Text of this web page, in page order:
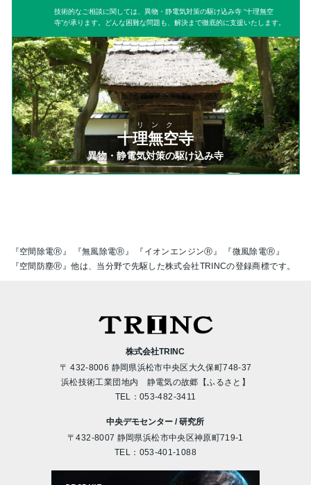
技術的なご相談に関しては、異物・静電気対策の駆け込み寺 “十理無空
寺”が承ります。どんな困難な問題も、解決まで徹底的に支援いたします。
十理無空寺
トリンク
異物・静電気対策の駆け込み寺
『空間除電Ⓡ』 『無風除電Ⓡ』 『イオンエンジンⓇ』 『微風除電Ⓡ』
『空間防塵Ⓡ』他は、当分野で先駆した株式会社TRINCの登録商標です。
株式会社TRINC
〒 432-8006 静岡県浜松市中央区大久保町748-37
浜松技術工業団地内 静電気の故郷【ふるさと】
TEL：053-482-3411
中央デモセンター / 研究所
〒432-8007 静岡県浜松市中央区神原町719-1
TEL： 053-401-1088